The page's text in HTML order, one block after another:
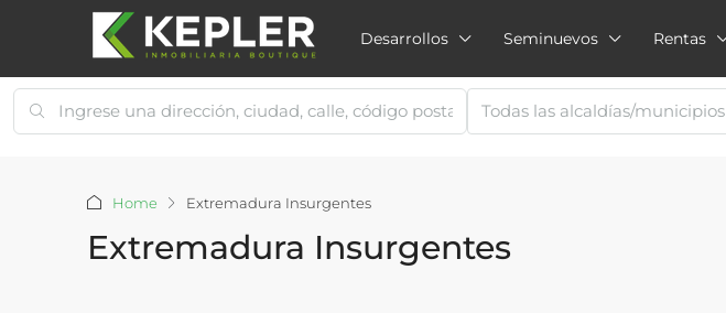
Desarrollos Seminuevos Rentas
Todas las alcaldías/municipios
Home Extremadura Insurgentes
Extremadura Insurgentes